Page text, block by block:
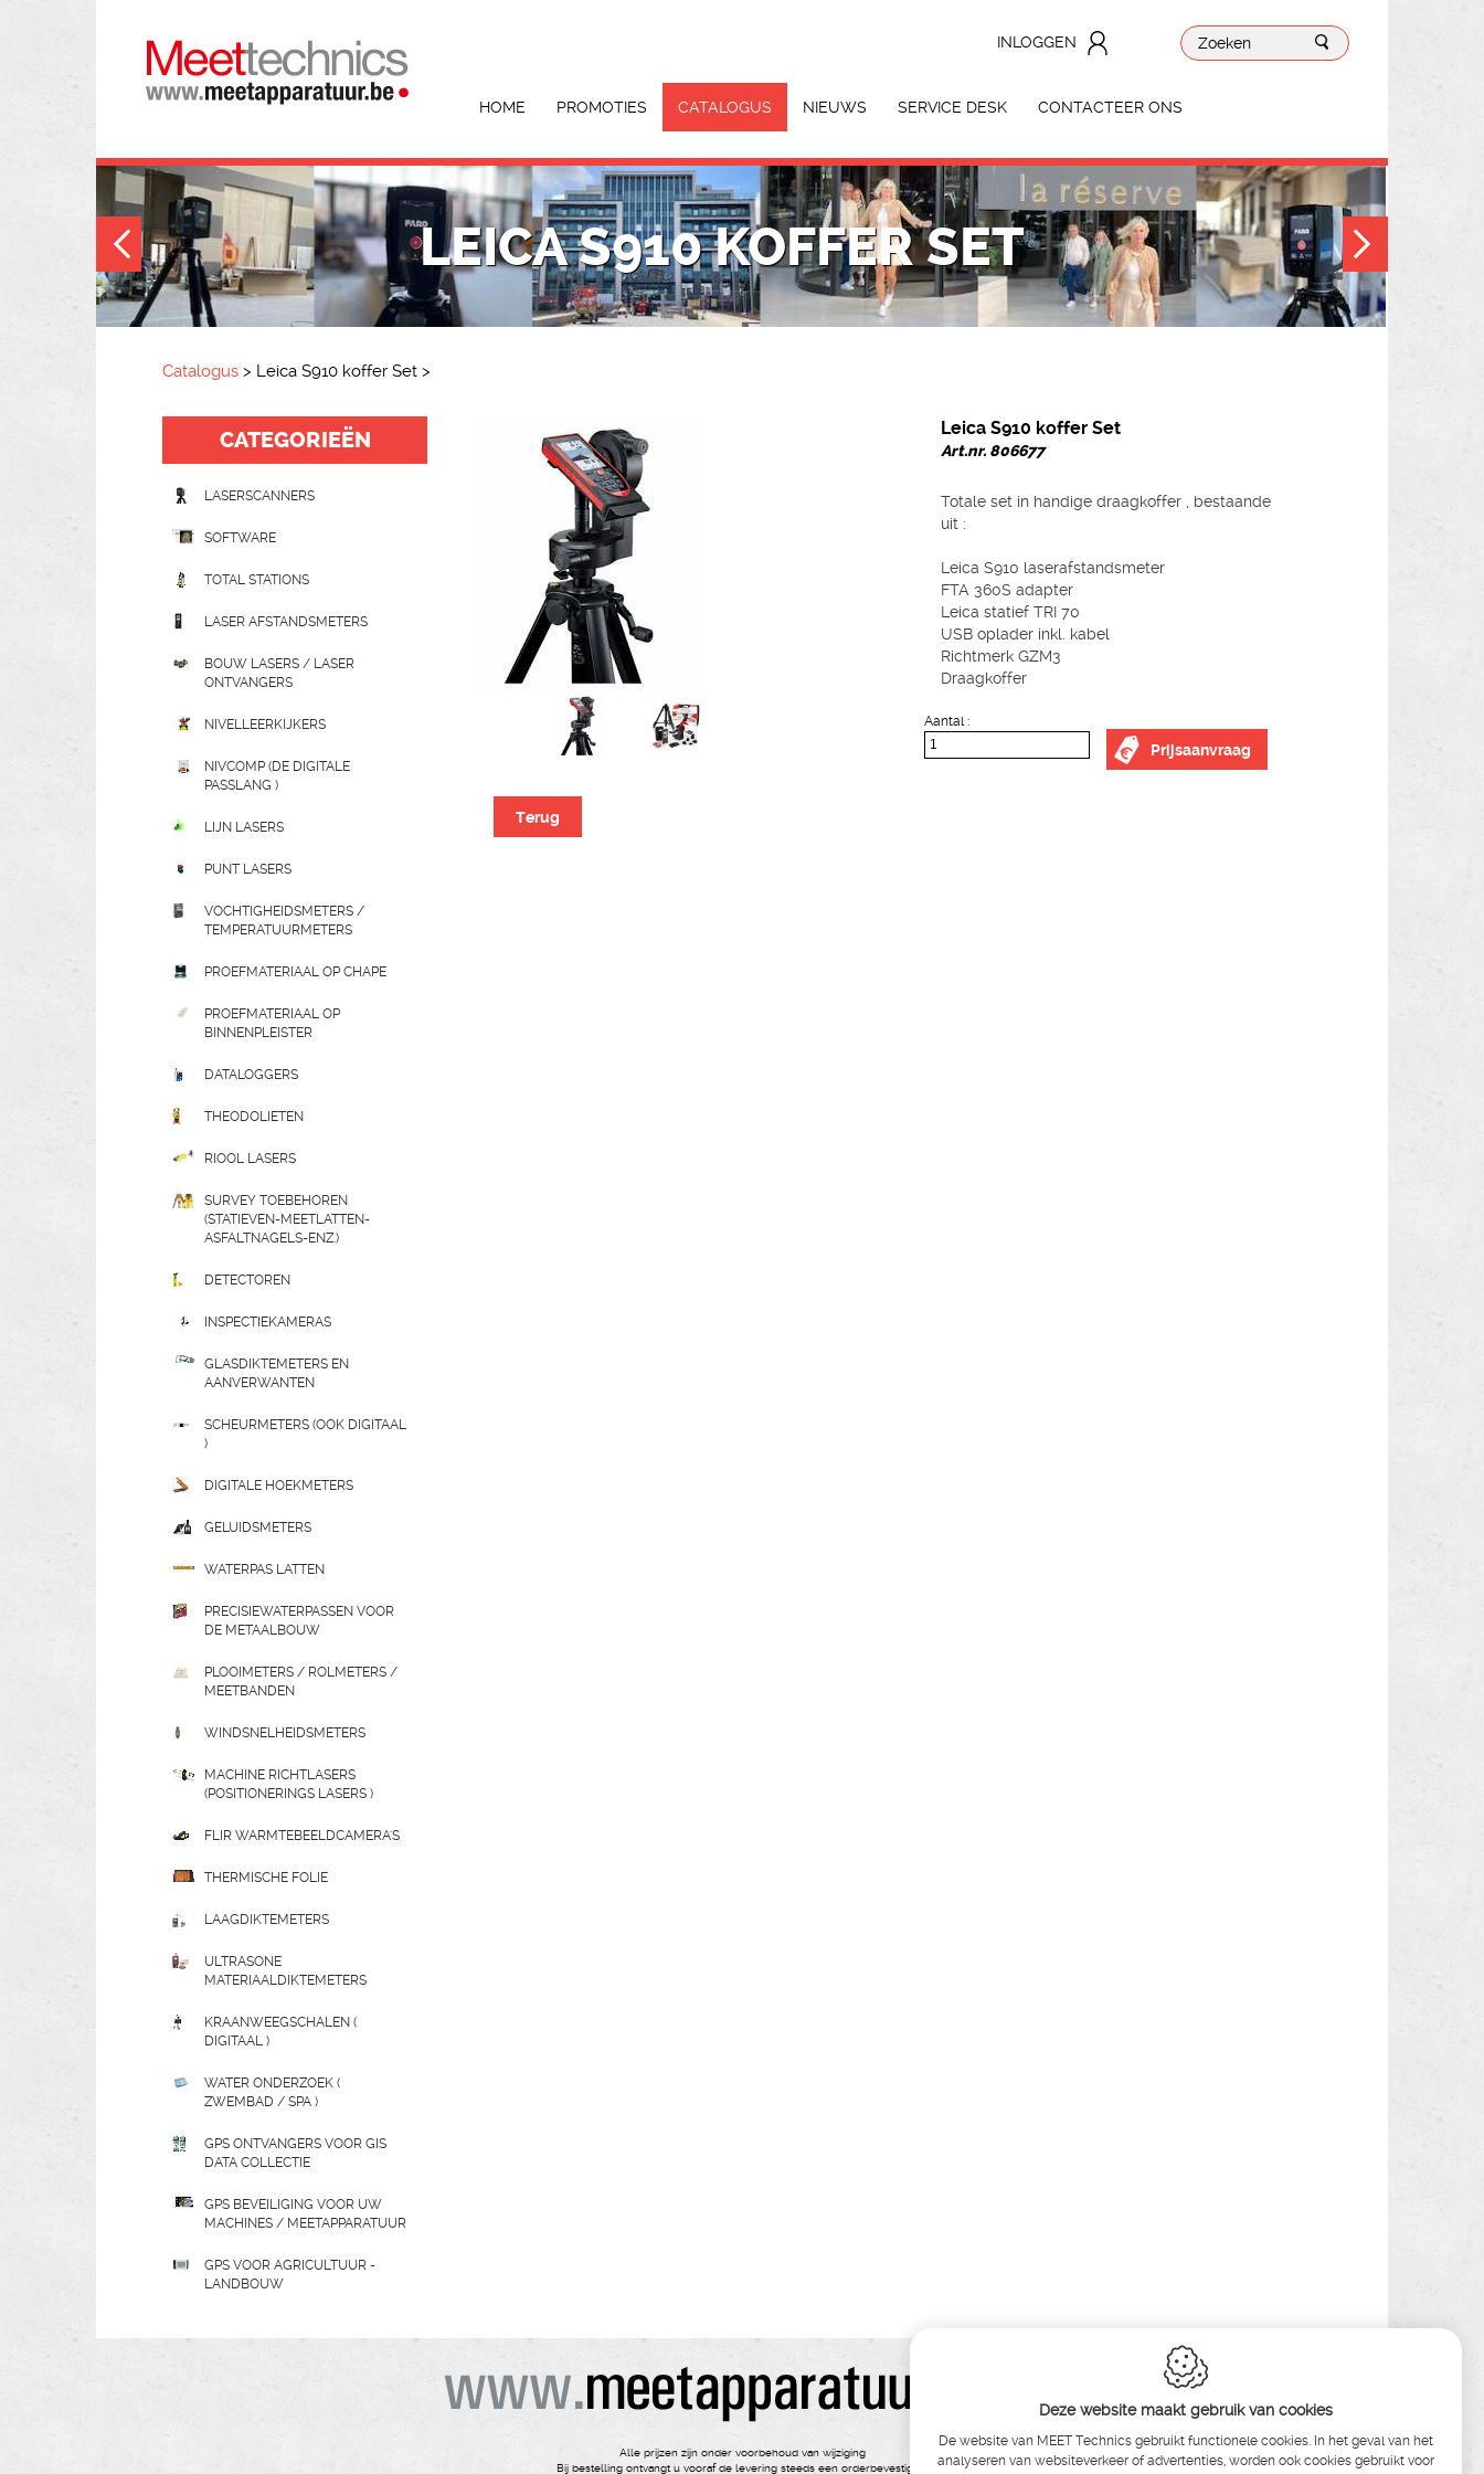
INLOGGEN
HOME PROMOTIES CATALOGUS NIEUWS SERVICE DESK CONTACTEER ONS
LEICA S910 KOFFER SET
Catalogus > Leica S910 koffer Set >
CATEGORIEËN
LASERSCANNERS
SOFTWARE
TOTAL STATIONS
LASER AFSTANDSMETERS
BOUW LASERS / LASER
ONTVANGERS
NIVELLEERKIJKERS
NIVCOMP (DE DIGITALE
PASSLANG )
LIJN LASERS
PUNT LASERS
VOCHTIGHEIDSMETERS /
TEMPERATUURMETERS
PROEFMATERIAAL OP CHAPE
PROEFMATERIAAL OP
BINNENPLEISTER
DATALOGGERS
THEODOLIETEN
RIOOL LASERS
SURVEY TOEBEHOREN
(STATIEVEN-MEETLATTEN-
ASFALTNAGELS-ENZ.)
DETECTOREN
INSPECTIEKAMERAS
GLASDIKTEMETERS EN
AANVERWANTEN
SCHEURMETERS (OOK DIGITAAL
)
DIGITALE HOEKMETERS
GELUIDSMETERS
WATERPAS LATTEN
PRECISIEWATERPASSEN VOOR
DE METAALBOUW
PLOOIMETERS / ROLMETERS /
MEETBANDEN
WINDSNELHEIDSMETERS
MACHINE RICHTLASERS
(POSITIONERINGS LASERS )
FLIR WARMTEBEELDCAMERA'S
THERMISCHE FOLIE
LAAGDIKTEMETERS
ULTRASONE
MATERIAALDIKTEMETERS
KRAANWEEGSCHALEN (
DIGITAAL )
WATER ONDERZOEK (
ZWEMBAD / SPA )
GPS ONTVANGERS VOOR GIS
DATA COLLECTIE
GPS BEVEILIGING VOOR UW
MACHINES / MEETAPPARATUUR
GPS VOOR AGRICULTUUR -
LANDBOUW
Leica S910 koffer Set
Art.nr. 806677
Totale set in handige draagkoffer , bestaande
uit :
Leica S910 laserafstandsmeter
FTA 360S adapter
Leica statief TRI 70
USB oplader inkl. kabel
Richtmerk GZM3
Draagkoffer
Aantal :
Prijsaanvraag
Terug
Alle prijzen zijn onder voorbehoud van wijziging
Bij bestelling ontvangt u vooraf de levering steeds een orderbevestiging
Deze website maakt gebruik van cookies
De website van MEET Technics gebruikt functionele cookies. In het geval van het
analyseren van websiteverkeer of advertenties, worden ook cookies gebruikt voor